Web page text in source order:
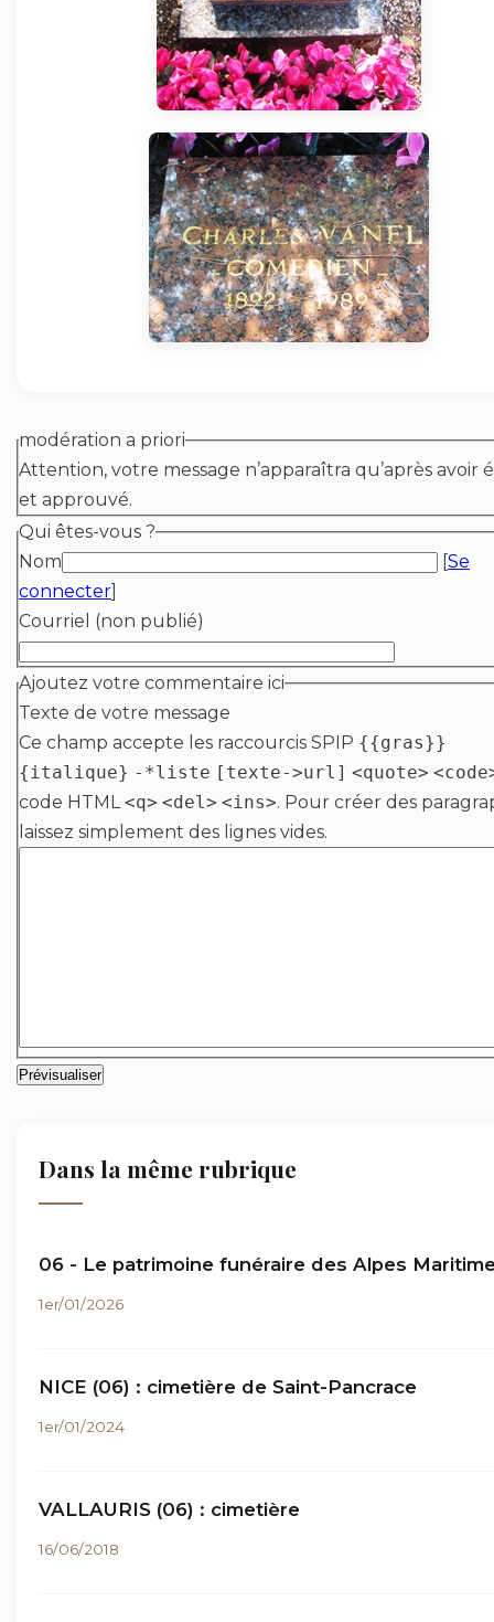
modération a priori
Attention, votre message n’apparaîtra qu’après avoir
et approuvé.
Qui êtes-vous ?
Nom
[Se
connecter]
Courriel (non publié)
Ajoutez votre commentaire ici
Texte de votre message
Ce champ accepte les raccourcis SPIP {{gras}}
{italique} -*liste [texte->url] <quote>
code HTML<q> <del> <ins>. Pour créer des
laissez simplement des lignes vides.
Dans la même rubrique
06 - Le patrimoine funéraire des Alpes
1er/01/2026
NICE (06) : cimetière de Saint-Pancrace
1er/01/2024
VALLAURIS (06) : cimetière
16/06/2018